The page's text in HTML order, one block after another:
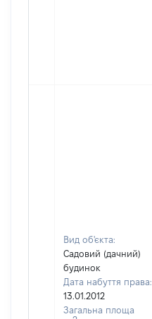
Вид об'єкта:
Садовий (дачний)
будинок
Дата набуття права:
13.01.2012
Загальна площа